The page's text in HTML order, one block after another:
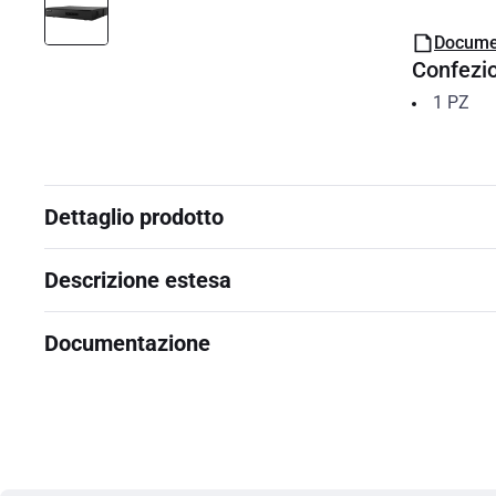
1 PZ
Dettaglio prodotto
Descrizione estesa
Documentazione